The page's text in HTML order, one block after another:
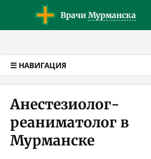
Врачи Мурманска
☰ НАВИГАЦИЯ
Анестезиолог-
реаниматолог в
Мурманске